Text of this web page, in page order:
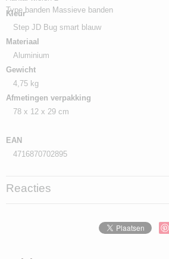
Type banden Massieve banden
Kleur
Step JD Bug smart blauw
Materiaal
Aluminium
Gewicht
4,75 kg
Afmetingen verpakking
78 x 12 x 29 cm
EAN
4716870702895
Reacties